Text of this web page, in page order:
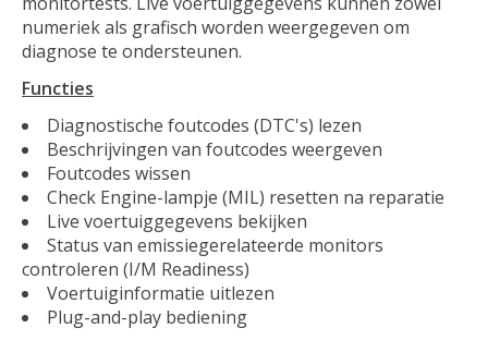
numeriek als grafisch worden weergegeven om
diagnose te ondersteunen.
Functies
Diagnostische foutcodes (DTC's) lezen
Beschrijvingen van foutcodes weergeven
Foutcodes wissen
Check Engine-lampje (MIL) resetten na reparatie
Live voertuiggegevens bekijken
Status van emissiegerelateerde monitors
controleren (I/M Readiness)
Voertuiginformatie uitlezen
Plug-and-play bediening